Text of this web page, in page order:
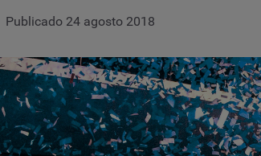
Publicado 24 agosto 2018